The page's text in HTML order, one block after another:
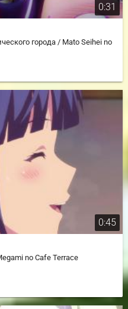
0:31
города / Mato Seihei no
0:45
no Cafe Terrace